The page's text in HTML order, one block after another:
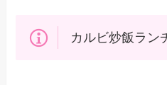
カルビ炒飯ラ